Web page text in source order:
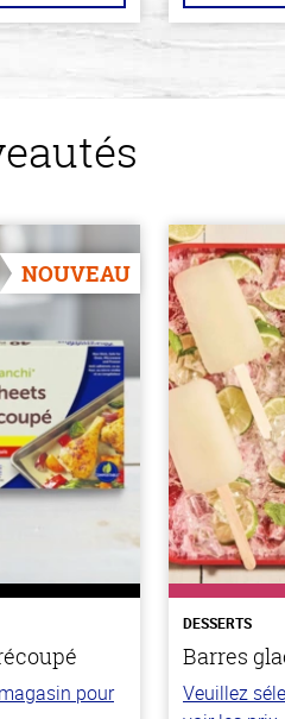
NOUVEAU
pour
DESSERTS
Barres
Veuillez